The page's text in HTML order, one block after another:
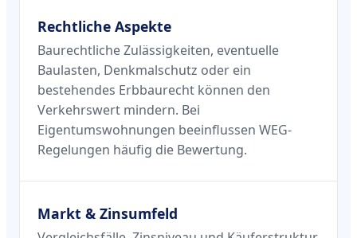
Rechtliche Aspekte
Baurechtliche Zulässigkeiten, eventuelle
Baulasten, Denkmalschutz oder ein
bestehendes Erbbaurecht können den
Verkehrswert mindern. Bei
Eigentumswohnungen beeinflussen WEG-
Regelungen häufig die Bewertung.
Markt & Zinsumfeld